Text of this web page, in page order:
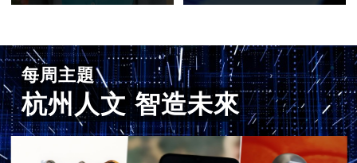
每周主題
杭州人文 智造未來